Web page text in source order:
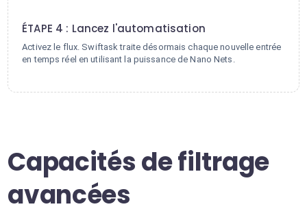
ÉTAPE 4 : Lancez l'automatisation
Activez le flux. Swiftask traite désormais chaque nouvelle entrée
en temps réel en utilisant la puissance de Nano Nets.
Capacités de filtrage
avancées